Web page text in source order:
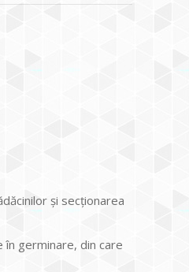
şi secţionarea
germinare, din care